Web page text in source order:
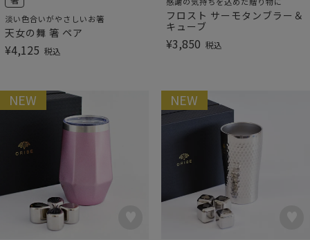
淡い色合いがやさしいお箸
天女の舞 箸 ペア
¥4,125 税込
フロスト サーモタンブラー＆
キューブ
¥3,850 税込
NEW NEW